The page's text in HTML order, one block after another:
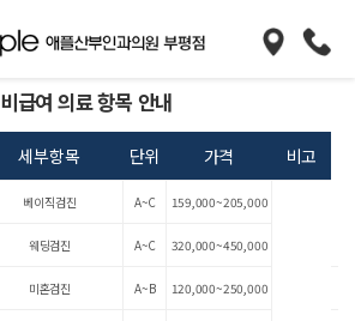
비급여 의료 항목 안내
세부항목 단위 가격 비고
베이직검진 A~C 159,000~205,000
웨딩검진 A~C 320,000~450,000
미혼검진 A~B 120,000~250,000